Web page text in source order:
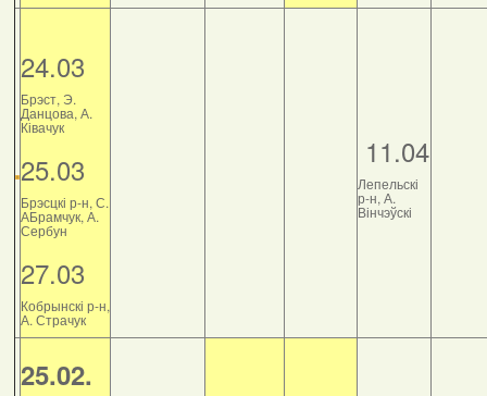
24.03
Брэст, Э.
Данцова, А.
Ківачук
25.03
Брэсцкі р-н, С.
АБрамчук, А.
Сербун
27.03
Кобрынскі р-н,
А. Страчук
11.04
Лепельскі
р-н, А.
Вінчэўскі
25.02.